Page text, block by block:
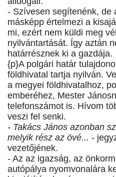
- Szívesen segítenénk, de
másképp értelmezi a
mi, ezért nem küldi meg
nyilvántartását. Így aztán
határrésznek ki a gazdája.
{p}A polgári határ
földhivatal tartja nyilván.
a megyei földhivatalhoz,
emberéhez, Mester
telefonszámot is. Hívom
veszi fel senki.
- Takács János azonban
melyik rész az övé... -
vezetőjének.
- Az az igazság, az
autópálya nyomvonalára